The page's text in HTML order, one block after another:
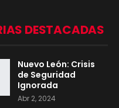
DESTACADAS
Nuevo León: Crisis
de Seguridad
Ignorada
Abr 2, 2024